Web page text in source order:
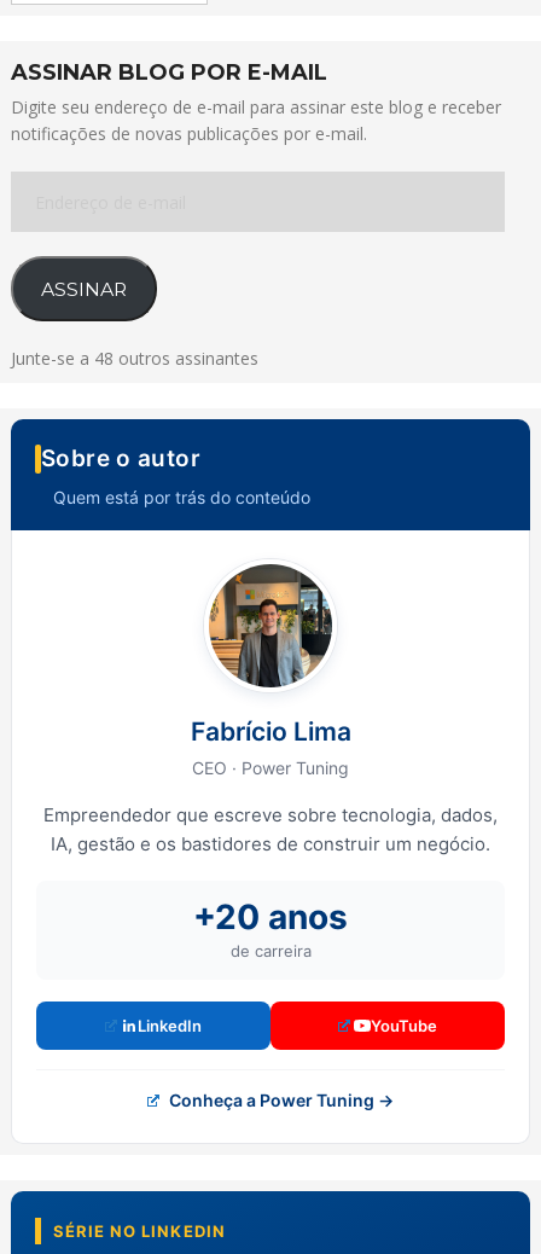
ASSINAR BLOG POR E-MAIL
Digite seu endereço de e-mail para assinar este blog e receber
notificações de novas publicações por e-mail.
e-
mail
ASSINAR
Junte-se a 48 outros assinantes
Sobre o autor
Quem está por trás do conteúdo
Fabrício Lima
CEO · Power Tuning
Empreendedor que escreve sobre tecnologia, dados,
IA, gestão e os bastidores de construir um negócio.
+20 anos
de carreira
LinkedIn YouTube
Conheça a Power Tuning →
SÉRIE NO LINKEDIN